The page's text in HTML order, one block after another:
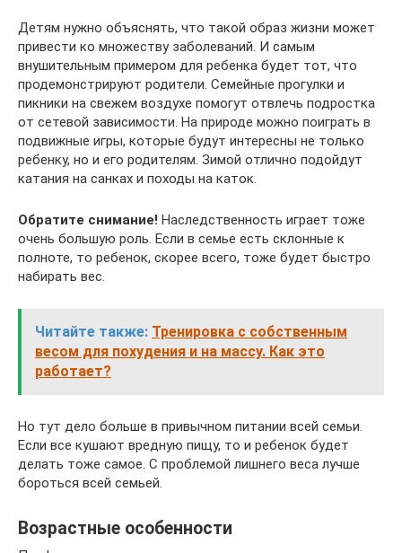
Детям нужно объяснять, что такой образ жизни может
привести ко множеству заболеваний. И самым
внушительным примером для ребенка будет тот, что
продемонстрируют родители. Семейные прогулки и
пикники на свежем воздухе помогут отвлечь подростка
от сетевой зависимости. На природе можно поиграть в
подвижные игры, которые будут интересны не только
ребенку, но и его родителям. Зимой отлично подойдут
катания на санках и походы на каток.
Обратите снимание! Наследственность играет тоже
очень большую роль. Если в семье есть склонные к
полноте, то ребенок, скорее всего, тоже будет быстро
набирать вес.
Читайте также: Тренировка с собственным
весом для похудения и на массу. Как это
работает?
Но тут дело больше в привычном питании всей семьи.
Если все кушают вредную пищу, то и ребенок будет
делать тоже самое. С проблемой лишнего веса лучше
бороться всей семьей.
Возрастные особенности